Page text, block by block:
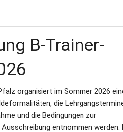
B-Trainer-
organisiert im Sommer 2026
die
und die Bedingungen zur
entnommen werden.